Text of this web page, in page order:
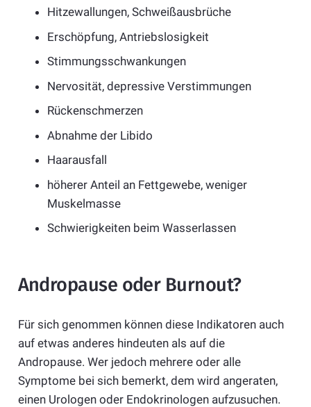
Hitzewallungen, Schweißausbrüche
Erschöpfung, Antriebslosigkeit
Stimmungsschwankungen
Nervosität, depressive Verstimmungen
Rückenschmerzen
Abnahme der Libido
Haarausfall
höherer Anteil an Fettgewebe, weniger
Muskelmasse
Schwierigkeiten beim Wasserlassen
Andropause oder Burnout?
Für sich genommen können diese Indikatoren auch
auf etwas anderes hindeuten als auf die
Andropause. Wer jedoch mehrere oder alle
Symptome bei sich bemerkt, dem wird angeraten,
einen Urologen oder Endokrinologen aufzusuchen.